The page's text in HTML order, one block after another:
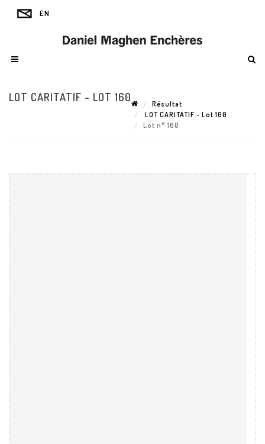
LOT CARITATIF - LOT 160
Résultat
LOT CARITATIF - Lot 160
Lot n° 160